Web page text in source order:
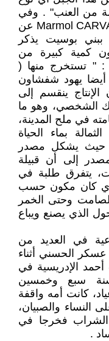
من العنب" . وفي
معرض حديث مارمور كربخال Marmol CARVAJAL عن
ببني بوسيت يذكر
كمية كبيرة من
: " تستخرج منها (
أيضا يهود شفشاون
ينقسم إلى
الشخصي، وهو ما
في ملح المدينة،
بماء الحياة
حيث يشكل مصدر
إلى أن قبيلة
يتفرق طلبة في
كان مكون حسب
وحتى الخمر
الذي يصنع ويباع
في العديد من
الحسني أثناء
الإدريسية في
سبع وخمسين
كانت أمه واقفة
النساء والصبيان،
الشراب فخرجا في
.